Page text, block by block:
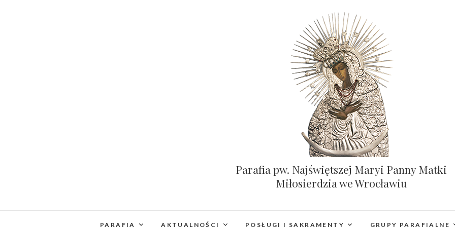
Parafia pw. Najświętszej Maryi Panny Matki
Miłosierdzia we Wrocławiu
PARAFIA AKTUALNOŚCI POSŁUGI I SAKRAMENTY GRUPY PARAFIALNE